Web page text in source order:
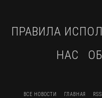
ПРАВИЛА
НАС
ВСЕ НОВОСТИ ГЛАВНАЯ RSS